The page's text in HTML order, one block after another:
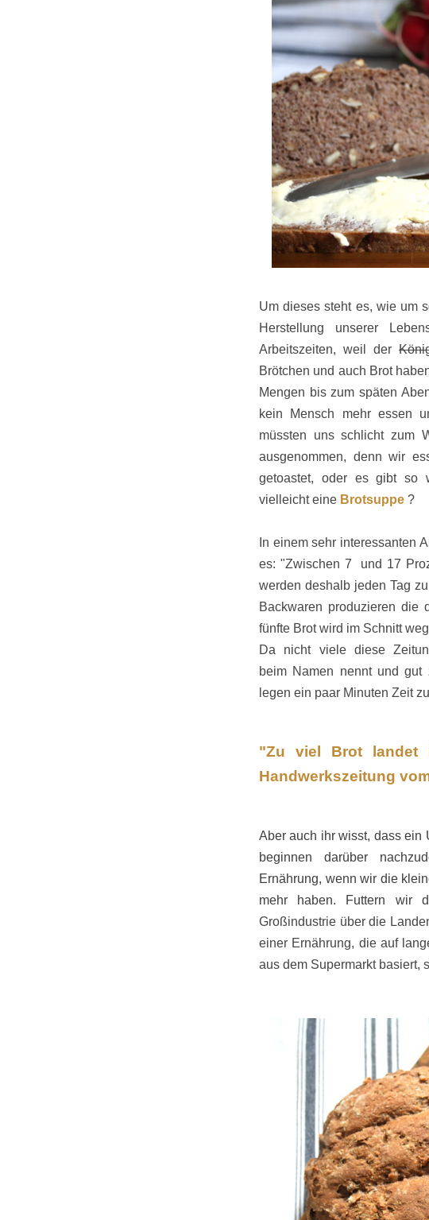
Um dieses steht es, wie um
Herstellung unserer
Arbeitszeiten, weil der
Brötchen und auch Brot
Mengen bis zum späten
kein Mensch mehr essen
müssten uns schlicht zum
ausgenommen, denn wir
getoastet, oder es gibt so
vielleicht eine Brotsuppe ?
In einem sehr interessanten
es: "Zwischen 7 und 17
werden deshalb jeden Tag
Backwaren produzieren die
fünfte Brot wird im Schnitt
Da nicht viele diese
beim Namen nennt und
legen ein paar Minuten Zeit
"Zu viel Brot landet
Handwerkszeitung
Aber auch ihr wisst, dass ein
beginnen darüber
Ernährung, wenn wir die
mehr haben. Futtern wir
Großindustrie über die
einer Ernährung, die auf
aus dem Supermarkt basiert,